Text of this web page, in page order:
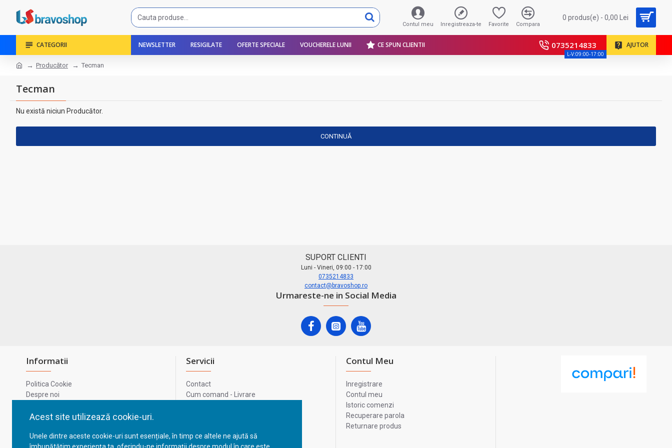
Acest site utilizează cookie-uri.
Unele dintre aceste cookie-uri sunt esențiale, în timp ce altele ne ajută să
Contul meu Inregistreaza-te Favorite Compara
0 produs(e) - 0,00 Lei
CATEGORII NEWSLETTER RESIGILATE OFERTE SPECIALE VOUCHERELE LUNII CE SPUN CLIENTII 0735214833
L-V:09:00-17:00
AJUTOR
Producător Tecman
Tecman
Nu există niciun Producător.
CONTINUĂ
SUPORT CLIENTI
Luni - Vineri, 09:00 - 17:00
0735214833
contact@bravoshop.ro
Urmareste-ne in Social Media
Informatii
Politica Cookie
Despre noi
Confidentialitate
GDPR - Datele tale
Servicii
Contact
Cum comand - Livrare
ANPC
Contul Meu
Inregistrare
Contul meu
Istoric comenzi
Recuperare parola
Returnare produs